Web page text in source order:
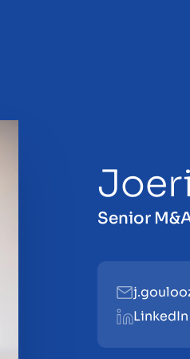
Senior
LinkedIn